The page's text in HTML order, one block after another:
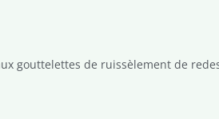
gouttelettes de ruissèlement de